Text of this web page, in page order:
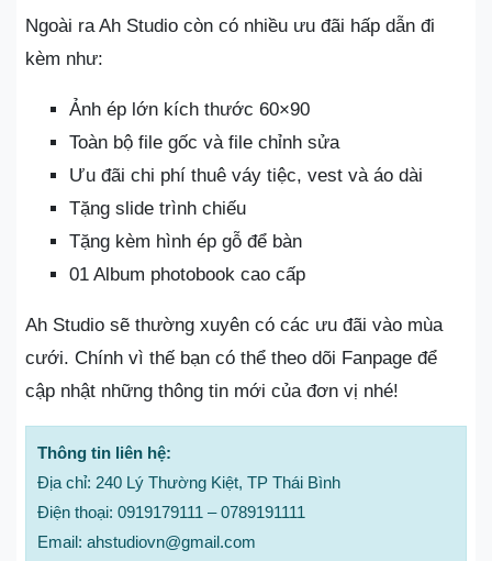
Ngoài ra Ah Studio còn có nhiều ưu đãi hấp dẫn đi
kèm như:
Ảnh ép lớn kích thước 60×90
Toàn bộ file gốc và file chỉnh sửa
Ưu đãi chi phí thuê váy tiệc, vest và áo dài
Tặng slide trình chiếu
Tặng kèm hình ép gỗ để bàn
01 Album photobook cao cấp
Ah Studio sẽ thường xuyên có các ưu đãi vào mùa
cưới. Chính vì thế bạn có thể theo dõi Fanpage để
cập nhật những thông tin mới của đơn vị nhé!
Thông tin liên hệ:
Địa chỉ: 240 Lý Thường Kiệt, TP Thái Bình
Điện thoại: 0919179111 – 0789191111
Email: ahstudiovn@gmail.com